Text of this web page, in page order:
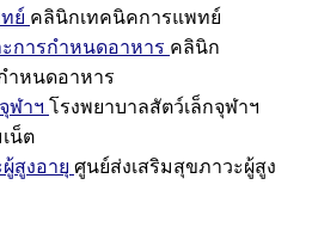
ย์ คลินิกเทคนิคการแพทย์
การกำหนดอาหาร คลินิก
ำหนดอาหาร
ฬาฯ โรงพยาบาลสัตว์เล็กจุฬาฯ
น็ต
สูงอายุ ศูนย์ส่งเสริมสุขภาวะผู้สูง